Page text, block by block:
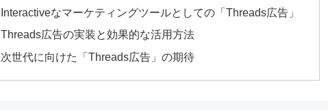
Interactiveなマーケティングツールとしての「Threads広告」
Threads広告の実装と効果的な活用方法
次世代に向けた「Threads広告」の期待